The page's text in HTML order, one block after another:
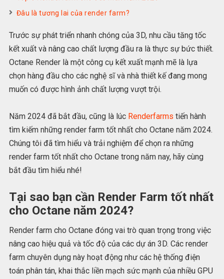
Đâu là tương lai của render farm?
Trước sự phát triển nhanh chóng của 3D, nhu cầu tăng tốc
kết xuất và nâng cao chất lượng đầu ra là thực sự bức thiết.
Octane Render là một công cụ kết xuất mạnh mẽ là lựa
chọn hàng đầu cho các nghệ sĩ và nhà thiết kế đang mong
muốn có được hình ảnh chất lượng vượt trội.
Năm 2024 đã bắt đầu, cũng là lúc Renderfarms tiến hành
tìm kiếm những render farm tốt nhất cho Octane năm 2024.
Chúng tôi đã tìm hiểu và trải nghiệm để chọn ra những
render farm tốt nhất cho Octane trong năm nay, hãy cùng
bắt đầu tìm hiểu nhé!
Tại sao bạn cần Render Farm tốt nhất
cho Octane năm 2024?
Render farm cho Octane đóng vai trò quan trọng trong việc
nâng cao hiệu quả và tốc độ của các dự án 3D. Các render
farm chuyên dụng này hoạt động như các hệ thống điện
toán phân tán, khai thắc liền mạch sức mạnh của nhiều GPU